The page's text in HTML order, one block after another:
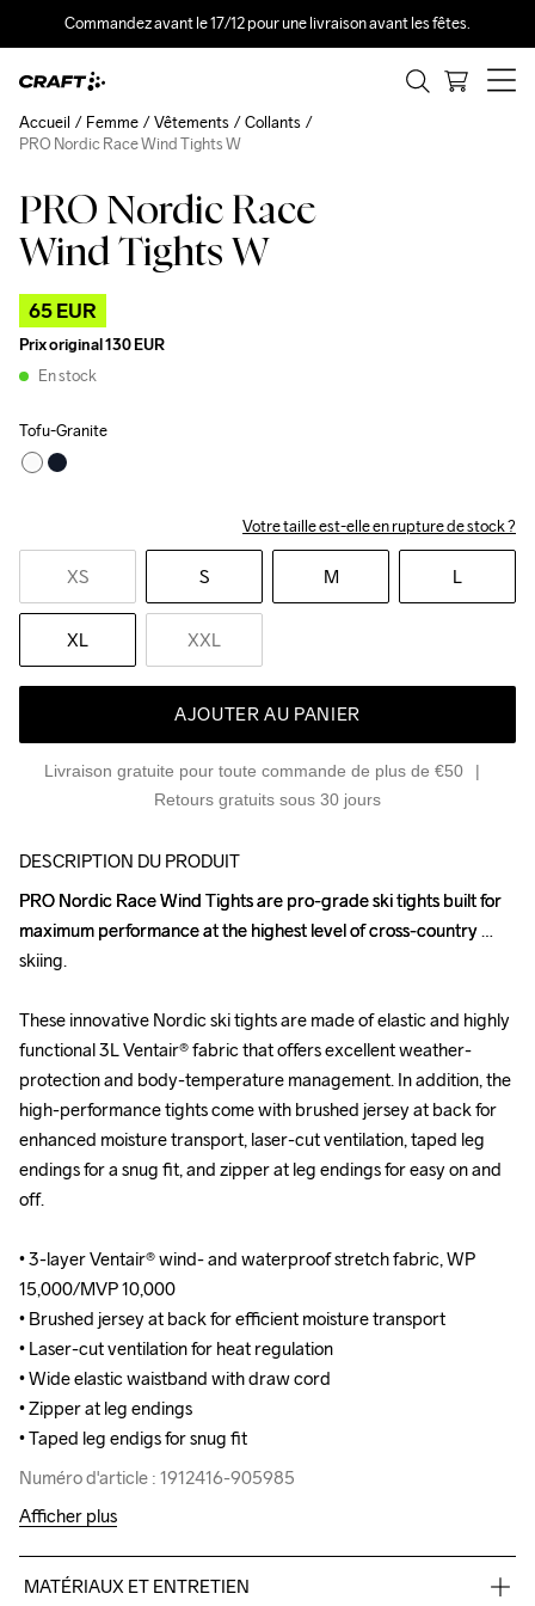
Commandez avant le 17/12 pour une livraison avant les fêtes.
PRO Nordic Race
Wind Tights W
65 EUR
Prix original130 EUR
En stock
Tofu-Granite
Votre taille est-elle en rupture de stock ?
XS S M L
XL XXL
AJOUTER AU PANIER
Livraison gratuite pour toute commande de plus de €50
Retours gratuits sous 30 jours
Accueil Femme Vêtements
Collants
PRO Nordic Race Wind Tights W
Outlet
DESCRIPTION DU PRODUIT
PRO Nordic Race Wind Tights are pro-grade ski tights built for
maximum performance at the highest level of cross-country
skiing.
These innovative Nordic ski tights are made of elastic and highly
functional 3L Ventair® fabric that offers excellent weather-
protection and body-temperature management. In addition, the
high-performance tights come with brushed jersey at back for
enhanced moisture transport, laser-cut ventilation, taped leg
endings for a snug fit, and zipper at leg endings for easy on and
off.
• 3-layer Ventair® wind- and waterproof stretch fabric, WP
15,000/MVP 10,000
• Brushed jersey at back for efficient moisture transport
• Laser-cut ventilation for heat regulation
• Wide elastic waistband with draw cord
• Zipper at leg endings
• Taped leg endigs for snug fit
Numéro d'article : 1912416-905985
PRO Nordic Race Wind Tights are pro-grade ski tights built for
maximum performance at the highest level of cross-country
skiing.
These innovative Nordic ski tights are made of elastic and highly
functional 3L Ventair® fabric that offers excellent weather-
protection and body-temperature management. In addition, the
high-performance tights come with brushed jersey at back for
enhanced moisture transport, laser-cut ventilation, taped leg
endings for a snug fit, and zipper at leg endings for easy on and
off.
• 3-layer Ventair® wind- and waterproof stretch fabric, WP
15,000/MVP 10,000
• Brushed jersey at back for efficient moisture transport
• Laser-cut ventilation for heat regulation
• Wide elastic waistband with draw cord
• Zipper at leg endings
• Taped leg endigs for snug fit
Numéro d'article : 1912416-905985
Afficher plus
MATÉRIAUX ET ENTRETIEN